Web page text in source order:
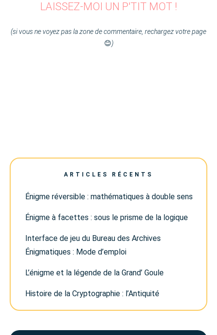
LAISSEZ-MOI UN P'TIT MOT !
(si vous ne voyez pas la zone de commentaire, rechargez votre page
😊)
ARTICLES RÉCENTS
Énigme réversible : mathématiques à double sens
Énigme à facettes : sous le prisme de la logique
Interface de jeu du Bureau des Archives
Énigmatiques : Mode d’emploi
L’énigme et la légende de la Grand’ Goule
Histoire de la Cryptographie : l’Antiquité